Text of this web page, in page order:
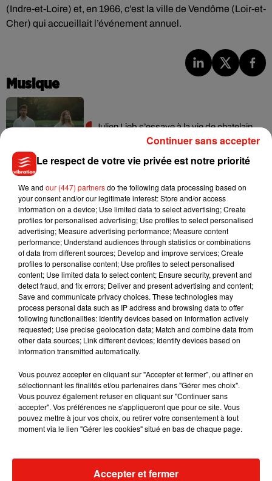
(Indre-et-Loire) et, en 1966, c’est la ville de Vendôme (Loir-et-
Cher) qui accueillait l’événement annuel.
Musique
Julien Lieb s’essaye à la vie de chatelain
dans son nouveau clip
7 août 2026
Madonna sort enfin le remix de « Love
Sensation » avec Kylie Minogue
7 août 2026
Tayc et Didi B dévoilent le single le plus
dansant de l’année
7 août 2026
Angèle et Amélie Lens dévoilent leur
collaboration tant attendue
5 août 2026
Becky G sur son nouveau single
Le respect de votre vie privée est notre priorité
We and our (447) partnersdo the following data processing based on
your consent and/or our legitimate interest: Store and/or access
information on a device; Use limited data to select advertising; Create
profiles for personalised advertising; Use profiles to select personalised
advertising; Measure advertising performance; Measure content
performance; Understand audiences through statistics or combinations
of data from different sources; Develop and improve services; Create
profiles to personalise content; Use profiles to select personalised
content; Use limited data to select content; Ensure security, prevent and
detect fraud, and fix errors; Deliver and present advertising and content;
Save and communicate privacy choices. These technologies may
process personal data such as IP address and browsing data to offer
following functionalities: Identify devices based on information actively
requested; Use precise geolocation data; Match and combine data from
other data sources; Link different devices; Identify devices based on
information transmitted automatically.
Vous pouvez accepter en cliquant sur "Accepter et fermer", ou affiner en
sélectionnant les finalités et/ou partenaires dans "Gérer mes choix".
Vous pouvez également refuser en cliquant sur "Continuer sans
accepter". Vos préférences ne s'appliqueront que pour ce site. Vous
pouvez mettre à jour vos choix, ou retirer votre consentement à tout
moment via le lien "Gérer les cookies" situé en bas de chaque page.
Accepter et fermer
Continuer sans accepter